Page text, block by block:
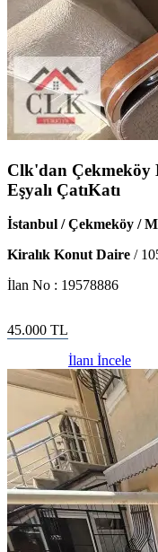
Clk'dan Çekmeköy
Eşyalı ÇatıKatı
İstanbul / Çekmeköy /
Kiralık Konut Daire /
İlan No : 19578886
45.000 TL
İlanı İncele